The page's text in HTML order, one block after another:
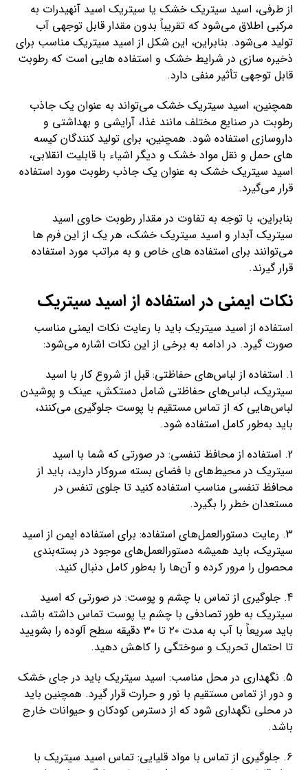
از طرفی، اسید سیتریک خشک یا سیتریک اسید آنهیدرات به
مرکبی اطلاق می‌شود که تقریباً بدون مقدار قابل توجهی آب
تولید می‌شود. بنابراین، این شکل از اسید سیتریک مناسب برای
ذخیره سازی در شرایط خشک و استفاده هایی است که رطوبت
قابل توجهی تأثیر منفی دارد.
همچنین، اسید سیتریک خشک می‌تواند به عنوان یک جاذب
رطوبت در صنایع مختلف مانند غذا، آرایشی و بهداشتی و
داروسازی استفاده شود. همچنین، برای تولید کنندگان کیسه
های حمل و نقل مواد خشک و دیگر اشیاء با قابلیت انقلابی،
اسید سیتریک خشک به عنوان یک جاذب رطوبت مورد استفاده
قرار می‌گیرد.
بنابراین، با توجه به تفاوت در مقدار رطوبت حاوی اسید
سیتریک آبدار و اسید سیتریک خشک، هر یک از این فرم ها
می‌توانند برای استفاده های خاص و به مراتب مورد استفاده
قرار گیرند.
نکات ایمنی در استفاده از اسید سیتریک
استفاده از اسید سیتریک باید با رعایت نکات ایمنی مناسب
صورت گیرد. در ادامه به برخی از این نکات اشاره می‌شود:
1. استفاده از لباس‌های حفاظتی: قبل از شروع کار با اسید
سیتریک، لباس‌های حفاظتی شامل دستکش، عینک و پوشیدن
لباس‌هایی که از تماس مستقیم با پوست جلوگیری می‌کنند،
باید به‌طور کامل استفاده شود.
2. استفاده از محافظ تنفسی: در صورتی که شما با اسید
سیتریک در محیط‌های با فضای بسته سروکار دارید، باید از
محافظ تنفسی مناسب استفاده کنید تا جلوی تنفس در
مستعدان خطر را بگیرد.
3. رعایت دستورالعمل‌های استفاده: برای استفاده ایمن از اسید
سیتریک، باید همیشه دستورالعمل‌های موجود در بسته‌بندی
محصول را مرور کرده و آن‌ها را به‌طور کامل دنبال کنید.
4. جلوگیری از تماس با چشم و پوست: در صورتی که اسید
سیتریک به طور تصادفی با چشم یا پوست تماس داشته باشد،
باید سریعاً با آب به مدت ۲۰ تا ۳۰ دقیقه سطح آلوده را بشویید
تا احتمال تحریک و سوختگی را کاهش دهید.
5. نگهداری در محل مناسب: اسید سیتریک باید در جای خشک
و دور از تماس مستقیم با نور و حرارت قرار گیرد. همچنین باید
در محلی نگهداری شود که از دسترس کودکان و حیوانات خارج
باشد.
6. جلوگیری از تماس با مواد قلیایی: تماس اسید سیتریک با